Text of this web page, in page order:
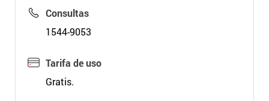
Consultas
1544-9053
Tarifa de uso
Gratis.